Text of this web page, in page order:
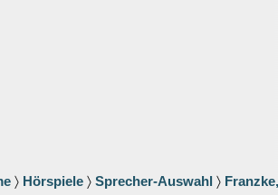
〉 Hörspiele 〉 Sprecher-Auswahl 〉